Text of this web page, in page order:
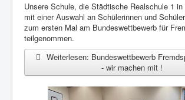
Unsere Schule, die Städtische Realschule 1
mit einer Auswahl an Schülerinnen und
zum ersten Mal am Bundeswettbewerb für
teilgenommen.
Weiterlesen: Bundeswettbewerb
- wir machen mit !